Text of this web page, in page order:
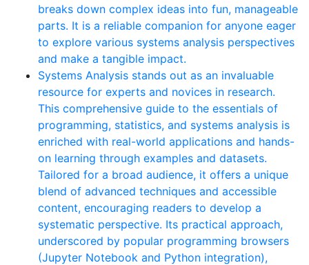
breaks down complex ideas into fun, manageable
parts. It is a reliable companion for anyone eager
to explore various systems analysis perspectives
and make a tangible impact.
Systems Analysis stands out as an invaluable
resource for experts and novices in research.
This comprehensive guide to the essentials of
programming, statistics, and systems analysis is
enriched with real-world applications and hands-
on learning through examples and datasets.
Tailored for a broad audience, it offers a unique
blend of advanced techniques and accessible
content, encouraging readers to develop a
systematic perspective. Its practical approach,
underscored by popular programming browsers
(Jupyter Notebook and Python integration),